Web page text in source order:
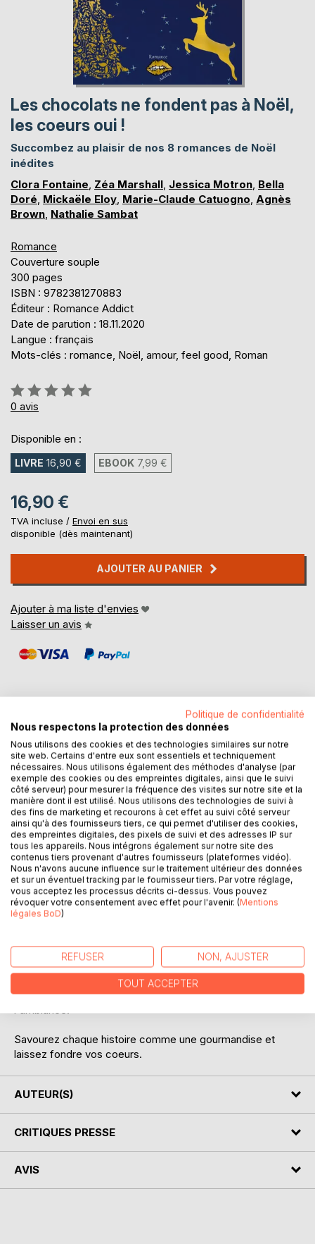
Les chocolats ne fondent pas à Noël,
les coeurs oui !
Succombez au plaisir de nos 8 romances de Noël
inédites
Clora Fontaine Zéa Marshall Jessica Motron Bella
Doré Mickaële Eloy Marie-Claude Catuogno Agnès
Brown Nathalie Sambat
Romance
Couverture souple
300 pages
ISBN : 9782381270883
Éditeur : Romance Addict
Date de parution : 18.11.2020
Langue : français
Mots-clés : romance, Noël, amour, feel good, Roman
Évaluation:
0%
0 avis
Disponible en :
LIVRE 16,90 € EBOOK 7,99 €
16,90 €
TVA incluse / Envoi en sus
disponible (dès maintenant)
AJOUTER AU PANIER
Ajouter à ma liste d'envies
Laisser un avis
DESCRIPTION
Noël peut être catastrophique, romantique, tendre, drôle,
cocasse... mais Noël conserve toujours sa magie...
Prenez une pincée de personnages ne croyant plus en
l'amour ou en Noël, qu'ils soient dentiste, vétérinaire ou
working girl... Ajoutez-y une dose de situations
rocambolesques, de contre temps ou de quiproquos.
Agrémentez de décors enneigés. Saupoudrez le tout d'un
peu de magie de Noël, et qui sait l'amour s'invitera peut-
être au pied du sapin...
vous concocter ce florilège de huit histoires inédites. Un
concentré de romances et d'émotions, à déguster sans
modération. Un chocolat chaud légèrement parfumé à la
cannelle dans la main, pour se mettre encore plus dans
l'ambiance.
Savourez chaque histoire comme une gourmandise et
laissez fondre vos coeurs.
AUTEUR(S)
CRITIQUES PRESSE
AVIS
Politique de confidentialité
Nous respectons la protection des données
Nous utilisons des cookies et des technologies similaires sur notre
site web. Certains d'entre eux sont essentiels et techniquement
nécessaires. Nous utilisons également des méthodes d'analyse (par
exemple des cookies ou des empreintes digitales, ainsi que le suivi
côté serveur) pour mesurer la fréquence des visites sur notre site et la
manière dont il est utilisé. Nous utilisons des technologies de suivi à
des fins de marketing et recourons à cet effet au suivi côté serveur
ainsi qu'à des fournisseurs tiers, ce qui permet d'utiliser des cookies,
des empreintes digitales, des pixels de suivi et des adresses IP sur
tous les appareils. Nous intégrons également sur notre site des
contenus tiers provenant d'autres fournisseurs (plateformes vidéo).
Nous n'avons aucune influence sur le traitement ultérieur des données
et sur un éventuel tracking par le fournisseur tiers. Par votre réglage,
vous acceptez les processus décrits ci-dessus. Vous pouvez
révoquer votre consentement avec effet pour l'avenir. (Mentions
légales BoD)
REFUSER NON, AJUSTER
TOUT ACCEPTER